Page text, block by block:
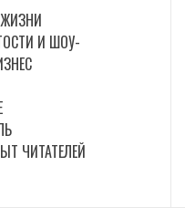
И ШОУ-
ЧИТАТЕЛЕЙ